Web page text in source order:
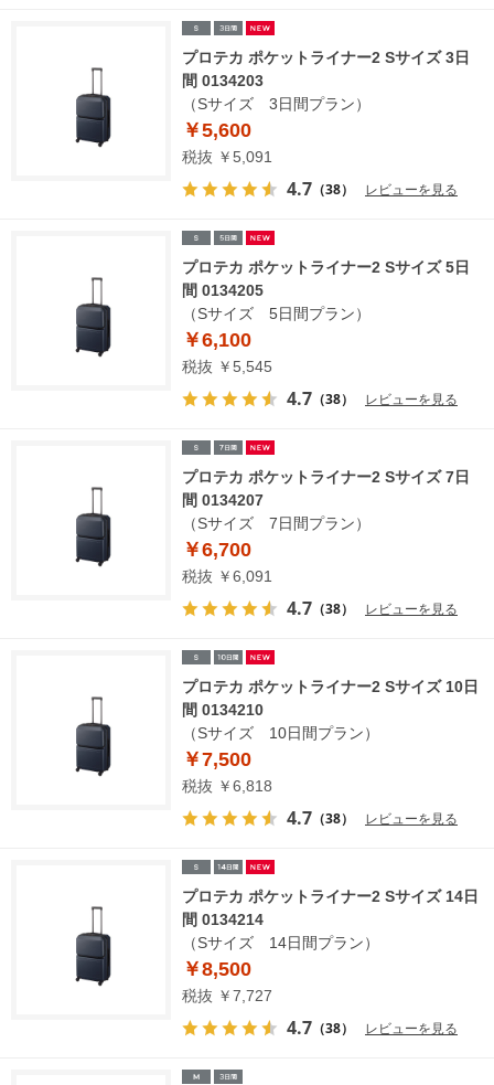
プロテカ ポケットライナー2 Sサイズ 3日
間 0134203
（Sサイズ 3日間プラン）
￥5,600
税抜 ￥5,091
4.7 （38） レビューを見る
プロテカ ポケットライナー2 Sサイズ 5日
間 0134205
（Sサイズ 5日間プラン）
￥6,100
税抜 ￥5,545
4.7 （38） レビューを見る
プロテカ ポケットライナー2 Sサイズ 7日
間 0134207
（Sサイズ 7日間プラン）
￥6,700
税抜 ￥6,091
4.7 （38） レビューを見る
プロテカ ポケットライナー2 Sサイズ 10日
間 0134210
（Sサイズ 10日間プラン）
￥7,500
税抜 ￥6,818
4.7 （38） レビューを見る
プロテカ ポケットライナー2 Sサイズ 14日
間 0134214
（Sサイズ 14日間プラン）
￥8,500
税抜 ￥7,727
4.7 （38） レビューを見る